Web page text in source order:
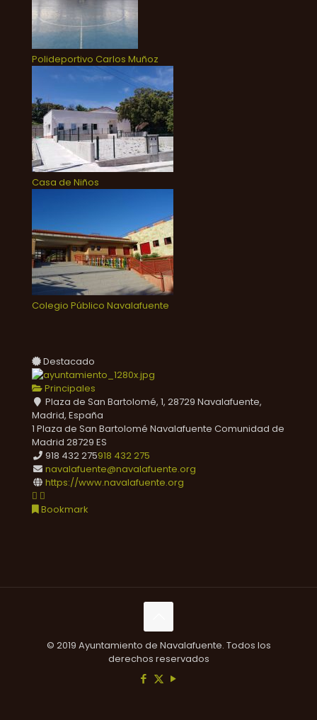
Polideportivo Carlos Muñoz
Casa de Niños
Colegio Público Navalafuente
Destacado
Principales
Plaza de San Bartolomé, 1, 28729 Navalafuente,
Madrid, España
1 Plaza de San Bartolomé Navalafuente Comunidad de
Madrid 28729 ES
918 432 275918 432 275
navalafuente@navalafuente.org
https://www.navalafuente.org
Bookmark
© 2019 Ayuntamiento de Navalafuente. Todos los
derechos reservados